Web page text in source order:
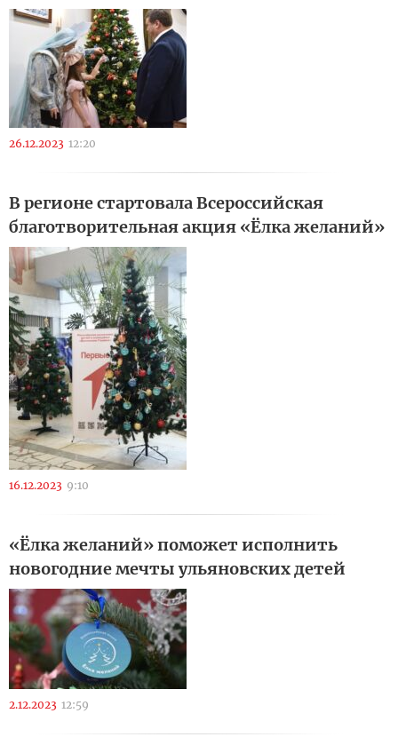
26.12.2023 12:20
В регионе стартовала Всероссийская
благотворительная акция «Ёлка желаний»
16.12.2023 9:10
«Ёлка желаний» поможет исполнить
новогодние мечты ульяновских детей
2.12.2023 12:59